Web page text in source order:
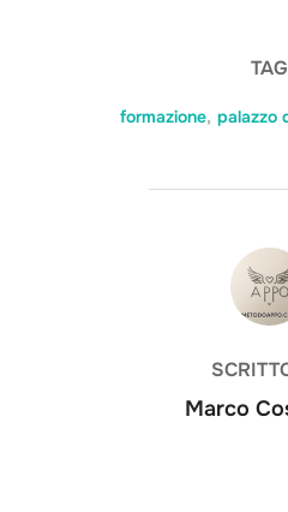
TAG
formazione, palazzo
AUTORE
Marco